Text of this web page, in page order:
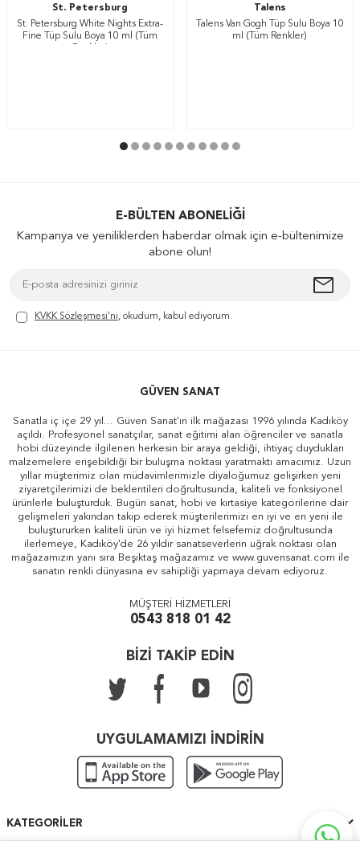
St. Petersburg
St. Petersburg White Nights Extra-
Fine Tüp Sulu Boya 10 ml (Tüm
Talens
Talens Van Gogh Tüp Sulu Boya 10
ml (Tüm Renkler)
E-BÜLTEN ABONELIĞI
Kampanya ve yeniliklerden haberdar olmak için e-bültenimize
abone olun!
KVKK Sözleşmesi'ni, okudum, kabul ediyorum.
GÜVEN SANAT
Sanatla iç içe 29 yıl... Güven Sanat'ın ilk mağazası 1996 yılında Kadıköy
açıldı. Profesyonel sanatçılar, sanat eğitimi alan öğrenciler ve sanatla
hobi düzeyinde ilgilenen herkesin bir araya geldiği, ihtiyaç duydukları
malzemelere erişebildiği bir buluşma noktası yaratmaktı amacımız. Uzun
yıllar müşterimiz olan müdavimlerimizle diyaloğumuz gelişirken yeni
ziyaretçilerimizi de beklentileri doğrultusunda, kaliteli ve fonksiyonel
ürünlerle buluşturduk. Bugün sanat, hobi ve kırtasiye kategorilerine dair
gelişmeleri yakından takip ederek müşterilerimizi en iyi ve en yeni ile
buluştururken kaliteli ürün ve iyi hizmet felsefemiz doğrultusunda
ilerlemeye, Kadıköy'de 26 yıldır sanatseverlerin uğrak noktası olan
mağazamızın yanı sıra Beşiktaş mağazamız ve www.guvensanat.com ile
sanatın renkli dünyasına ev sahipliği yapmaya devam ediyoruz.
MÜŞTERİ HİZMETLERİ
0543 818 01 42
BİZİ TAKİP EDİN
UYGULAMAMIZI İNDİRİN
KATEGORILER